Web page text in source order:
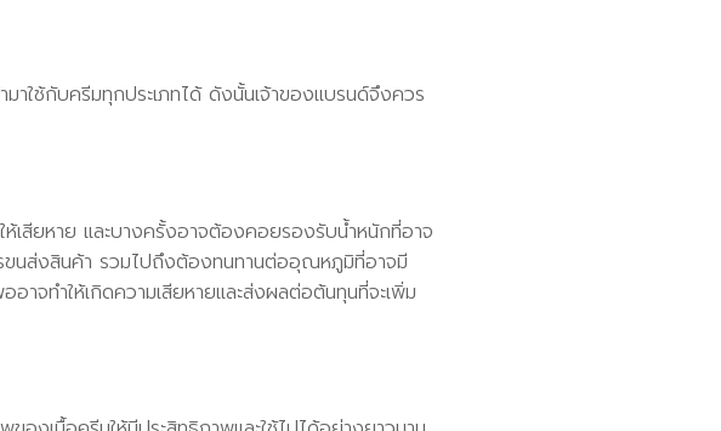
าใช้กับครีมทุกประเภทได้ ดังนั้นเจ้าของแบรนด์จึงควร
เสียหาย และบางครั้งอาจต้องคอยรองรับน้ำหนักที่อาจ
รขนส่งสินค้า รวมไปถึงต้องทนทานต่ออุณหภูมิที่อาจมี
าจทำให้เกิดความเสียหายและส่งผลต่อต้นทุนที่จะเพิ่ม